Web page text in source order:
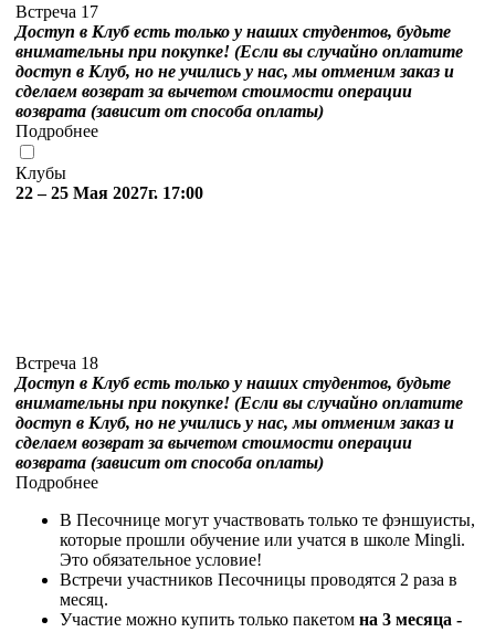
Встреча 17
Доступ в Клуб есть только у наших студентов, будьте
внимательны при покупке! (Если вы случайно оплатите
доступ в Клуб, но не учились у нас, мы отменим заказ и
сделаем возврат за вычетом стоимости операции
возврата (зависит от способа оплаты)
Подробнее
Клубы
22 – 25 Мая 2027г. 17:00
Встреча 18
Доступ в Клуб есть только у наших студентов, будьте
внимательны при покупке! (Если вы случайно оплатите
доступ в Клуб, но не учились у нас, мы отменим заказ и
сделаем возврат за вычетом стоимости операции
возврата (зависит от способа оплаты)
Подробнее
В Песочнице могут участвовать только те фэншуисты,
которые прошли обучение или учатся в школе Mingli.
Это обязательное условие!
Встречи участников Песочницы проводятся 2 раза в
месяц.
Участие можно купить только пакетом на 3 месяца -